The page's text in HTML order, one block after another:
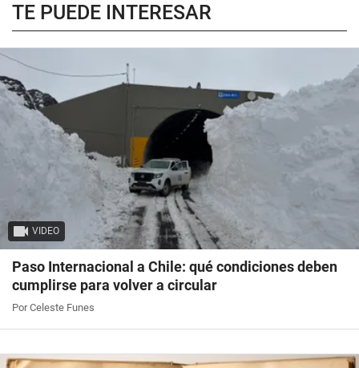
TE PUEDE INTERESAR
VIDEO
Paso Internacional a Chile: qué condiciones deben
cumplirse para volver a circular
Por Celeste Funes